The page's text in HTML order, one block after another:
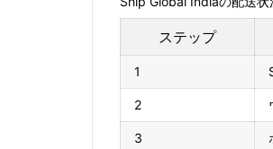
ステップ
1
2
3